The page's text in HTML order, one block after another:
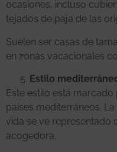
ocasiones, incluso
tejados de paja de las
Suelen ser casas de
en zonas vacacionales
Estilo
Este estilo está
países mediterráneos.
vida se ve representado
acogedora.